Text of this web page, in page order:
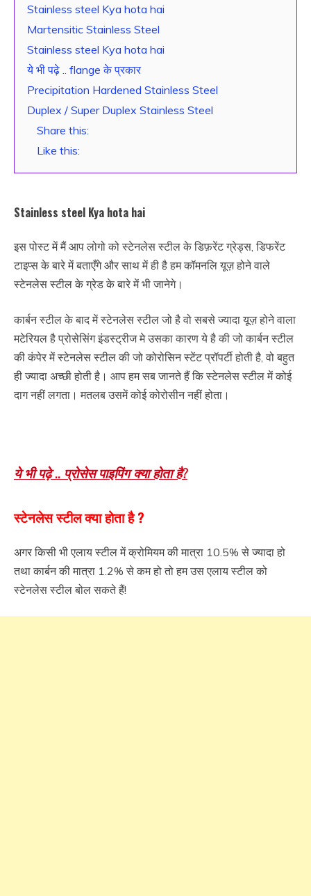
Stainless steel Kya hota hai
Martensitic Stainless Steel
Stainless steel Kya hota hai
ये भी पढ़े .. flange के प्रकार
Precipitation Hardened Stainless Steel
Duplex / Super Duplex Stainless Steel
Share this:
Like this:
Stainless steel Kya hota hai
इस पोस्ट में मैं आप लोगो को स्टेनलेस स्टील के डिफ़रेंट ग्रेड्स, डिफरेंट
टाइप्स के बारे में बताएँगे और साथ में ही है हम कॉमनलि यूज़ होने वाले
स्टेनलेस स्टील के ग्रेड के बारे में भी जानेगे।
कार्बन स्टील के बाद में स्टेनलेस स्टील जो है वो सबसे ज्यादा यूज़ होने वाला
मटेरियल है प्रोसेसिंग इंडस्ट्रीज मे उसका कारण ये है की जो कार्बन स्टील
की कंपेर में स्टेनलेस स्टील की जो कोरोसिन स्टेंट प्रॉपर्टी होती है, वो बहुत
ही ज्यादा अच्छी होती है। आप हम सब जानते हैं कि स्टेनलेस स्टील में कोई
दाग नहीं लगता। मतलब उसमें कोई कोरोसीन नहीं होता।
ये भी पढ़े .. प्रोसेस पाइपिंग क्या होता है?
स्टेनलेस स्टील क्या होता है ?
अगर किसी भी एलाय स्टील में क्रोमियम की मात्रा 10.5% से ज्यादा हो
तथा कार्बन की मात्रा 1.2% से कम हो तो हम उस एलाय स्टील को
स्टेनलेस स्टील बोल सकते हैं!